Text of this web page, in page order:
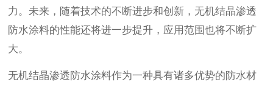
力。未来，随着技术的不断进步和创新，无机结晶渗透
防水涂料的性能还将进一步提升，应用范围也将不断扩
大。
无机结晶渗透防水涂料作为一种具有诸多优势的防水材